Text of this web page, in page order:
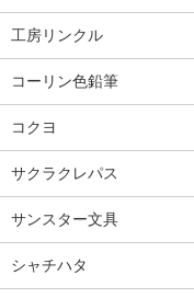
工房リンクル
コーリン色鉛筆
コクヨ
サクラクレパス
サンスター文具
シャチハタ